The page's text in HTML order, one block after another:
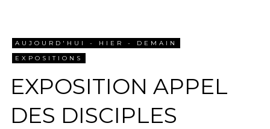
TRAVAUX PROFANES
ÉVANGILE DU JOUR
AUJOURD'HUI - HIER - DEMAIN
EXPOSITIONS
EXPOSITION APPEL
DES DISCIPLES